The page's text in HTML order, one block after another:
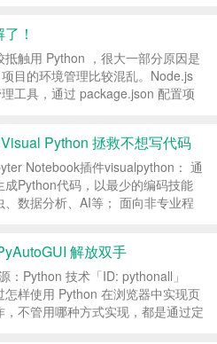
！
抵触用 Python ，很大一部分原因是
目的环境管理比较混乱。Node.js
工具，通过 package.json 配置项
Python 拯救不想写代码
Notebook插件visualpython： 通
成Python代码，以最少的编码技能
、数据分析、AI等； 面向非专业程
解放双手
：Python 技术「ID: pythonall」
怎样使用 Python 在浏览器中实现页
，不管用哪种方式实现，都是通过定